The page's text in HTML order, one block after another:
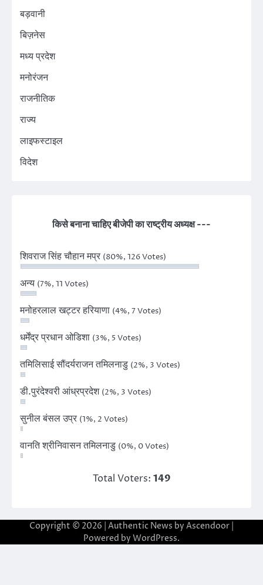
बड़वानी
बिज़नेस
मध्य प्रदेश
मनोरंजन
राजनीतिक
राज्य
लाइफस्टाइल
विदेश
किसे बनाना चाहिए बीजेपी का राष्ट्रीय अध्यक्ष ---
शिवराज सिंह चौहान मप्र (80%, 126 Votes)
अन्य (7%, 11 Votes)
मनोहरलाल खट्टर हरियाणा (4%, 7 Votes)
धर्मेंद्र प्रधान ओडिशा (3%, 5 Votes)
तमिलिसाई सौंदर्यराजन तमिलनाडु (2%, 3 Votes)
डी.पुरंदेश्वरी आंध्रप्रदेश (2%, 3 Votes)
सुनील बंसल उप्र (1%, 2 Votes)
वानति श्रीनिवासन तमिलनाडु (0%, 0 Votes)
Total Voters: 149
Copyright © 2026 | Authentic News by Ascendoor
Powered by WordPress.